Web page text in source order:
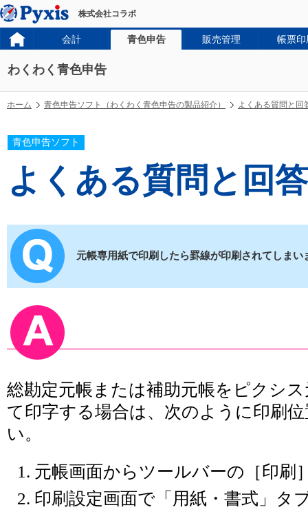
株式会社コラボ
会計 青色申告 販売管理 帳票印
わくわく青色申告
ホーム 青色申告ソフト（わくわく青色申告の製品紹介） よくある質問と回
青色申告ソフト
よくある質問と回答
元帳専用紙で印刷したら罫線が印刷されてしまい
総勘定元帳または補助元帳をピクシ
て印字する場合は、次のように印刷
い。
元帳画面からツールバーの［印刷
印刷設定画面で「用紙・書式」タ